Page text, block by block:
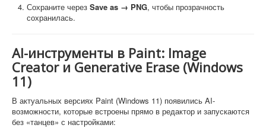
Сохраните через Save as → PNG, чтобы прозрачность
сохранилась.
AI-инструменты в Paint: Image
Creator и Generative Erase (Windows
11)
В актуальных версиях Paint (Windows 11) появились AI-
возможности, которые встроены прямо в редактор и запускаются
без «танцев» с настройками: